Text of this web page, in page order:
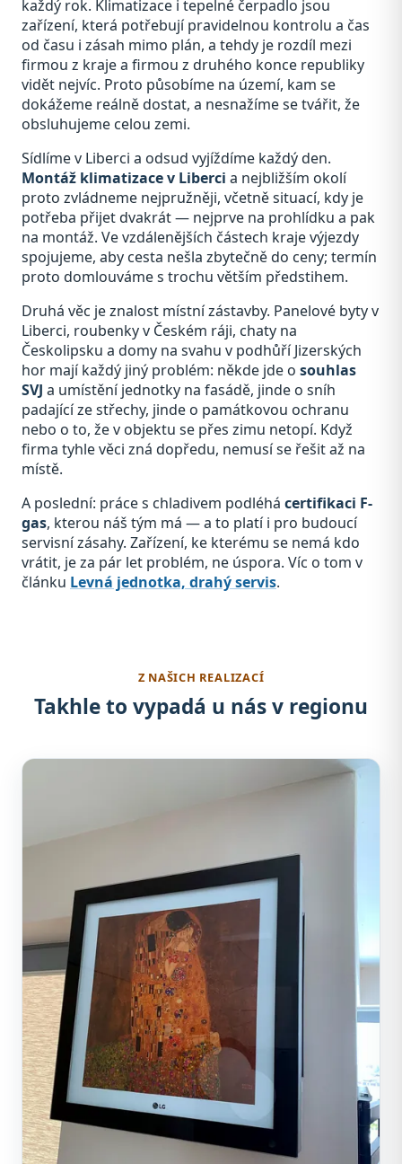
každý rok. Klimatizace i tepelné čerpadlo jsou
zařízení, která potřebují pravidelnou kontrolu a čas
od času i zásah mimo plán, a tehdy je rozdíl mezi
firmou z kraje a firmou z druhého konce republiky
vidět nejvíc. Proto působíme na území, kam se
dokážeme reálně dostat, a nesnažíme se tvářit, že
obsluhujeme celou zemi.
Sídlíme v Liberci a odsud vyjíždíme každý den.
Montáž klimatizace v Liberci a nejbližším okolí
proto zvládneme nejpružněji, včetně situací, kdy je
potřeba přijet dvakrát — nejprve na prohlídku a pak
na montáž. Ve vzdálenějších částech kraje výjezdy
spojujeme, aby cesta nešla zbytečně do ceny; termín
proto domlouváme s trochu větším předstihem.
Druhá věc je znalost místní zástavby. Panelové byty v
Liberci, roubenky v Českém ráji, chaty na
Českolipsku a domy na svahu v podhůří Jizerských
hor mají každý jiný problém: někde jde o souhlas
SVJ a umístění jednotky na fasádě, jinde o sníh
padající ze střechy, jinde o památkovou ochranu
nebo o to, že v objektu se přes zimu netopí. Když
firma tyhle věci zná dopředu, nemusí se řešit až na
místě.
A poslední: práce s chladivem podléhá certifikaci F-
gas, kterou náš tým má — a to platí i pro budoucí
servisní zásahy. Zařízení, ke kterému se nemá kdo
vrátit, je za pár let problém, ne úspora. Víc o tom v
článku Levná jednotka, drahý servis.
Z NAŠICH REALIZACÍ
Takhle to vypadá u nás v regionu